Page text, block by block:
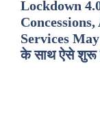
Lockdown
Services
के साथ ऐसे शुरू